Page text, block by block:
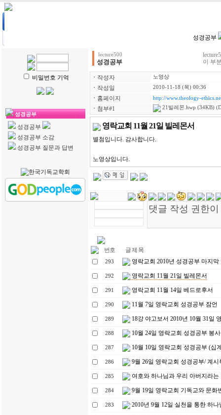
성경공부
비밀번호 기억
성경공부
성경공부
성경공부 소감
성경공부 질문과 답변
lecture500
성경공부
이 부
ㆍ 작성자 노영상
ㆍ 작성일 2010-11-18 (목) 00:36
ㆍ 홈페이지 http://www.theology-
ㆍ 첨부#1 21빌레몬.hwp (34KB)
영락교회 11월 21일 빌레몬서
별첨입니다. 감사합니다.
노영상입니다.
번호 글 제 목
293 영락교회 2010년 성경공부 마지
292 영락교회 11월 21일 빌레몬서
291 영락교회 11월 14일 베드로후서
290 11월 7일 영락교회 성경공부 잠언
289 18강 야고보서 2010년 10월 31일
288 10월 24일 영락교회 성경공부 봉
287 10월 10일 영락교회 성경공부 (십
286 9월 26일 영락교회 성경공부/ 계시
285 여호와 하나님과 우리 아버지라는
284 9월 19일 영락교회 기독교와 문화
283 2010년 9월 12일 실천을 통한 하